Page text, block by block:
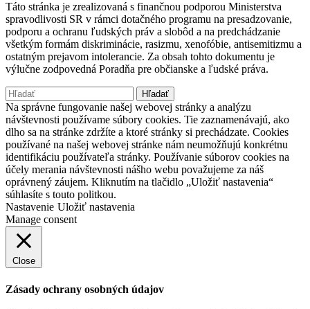
Táto stránka je zrealizovaná s finančnou podporou Ministerstva
spravodlivosti SR v rámci dotačného programu na presadzovanie,
podporu a ochranu ľudských práv a slobôd a na predchádzanie
všetkým formám diskriminácie, rasizmu, xenofóbie, antisemitizmu a
ostatným prejavom intolerancie. Za obsah tohto dokumentu je
výlučne zodpovedná Poradňa pre občianske a ľudské práva.
Hľadať:
Na správne fungovanie našej webovej stránky a analýzu
návštevnosti používame súbory cookies. Tie zaznamenávajú, ako
dlho sa na stránke zdržíte a ktoré stránky si prechádzate. Cookies
používané na našej webovej stránke nám neumožňujú konkrétnu
identifikáciu používateľa stránky. Používanie súborov cookies na
účely merania návštevnosti nášho webu považujeme za náš
oprávnený záujem. Kliknutím na tlačidlo „Uložiť nastavenia“
súhlasíte s touto politkou.
Nastavenie Uložiť nastavenia
Manage consent
Close
Zásady ochrany osobných údajov